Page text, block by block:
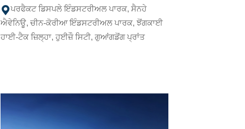
ਪਰਫੈਕਟ ਡਿਸਪਲੇ ਇੰਡਸਟਰੀਅਲ ਪਾਰਕ, ​​ਸੈਨਹੇ
ਐਵੇਨਿਊ, ਚੀਨ-ਕੋਰੀਆ ਇੰਡਸਟਰੀਅਲ ਪਾਰਕ, ​​ਝੋਂਗਕਾਈ
ਹਾਈ-ਟੈਕ ਜ਼ਿਲ੍ਹਾ, ਹੁਈਜ਼ੌ ਸਿਟੀ, ਗੁਆਂਗਡੋਂਗ ਪ੍ਰਾਂਤ